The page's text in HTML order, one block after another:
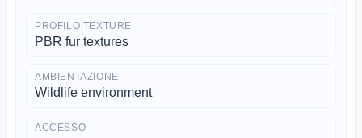
PROFILO TEXTURE
PBR fur textures
AMBIENTAZIONE
Wildlife environment
ACCESSO